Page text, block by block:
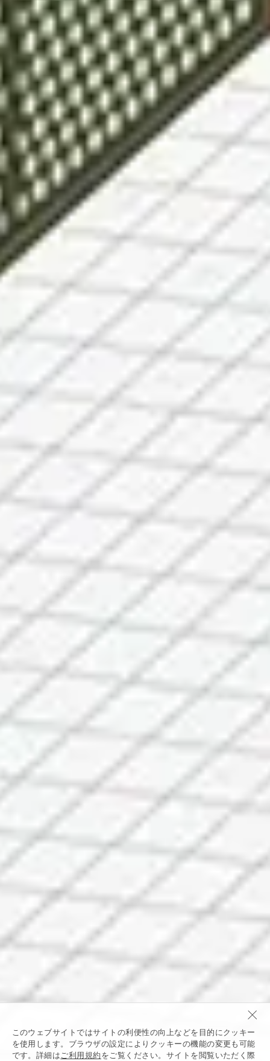
このウェブサイトではサイトの利便性の向上などを目的にクッキー
を使用します。ブラウザの設定によりクッキーの機能の変更も可能
です。詳細は ご利用規約 をご覧ください。サイトを閲覧いただく際